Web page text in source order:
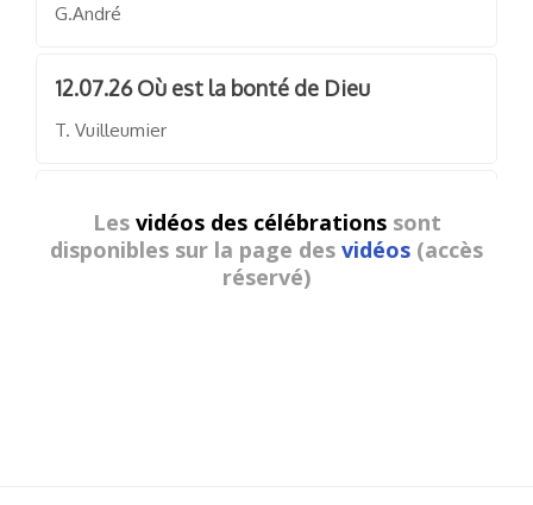
G.André
12.07.26 Où est la bonté de Dieu
T. Vuilleumier
J.-A. Pfister
Les vidéos des célébrationssont
disponibles sur la page des vidéos (accès
réservé)